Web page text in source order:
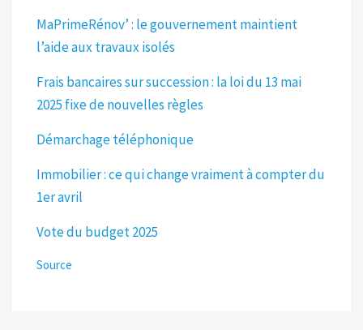
MaPrimeRénov’ : le gouvernement maintient
l’aide aux travaux isolés
Frais bancaires sur succession : la loi du 13 mai
2025 fixe de nouvelles règles
Démarchage téléphonique
Immobilier : ce qui change vraiment à compter du
1er avril
Vote du budget 2025
Source